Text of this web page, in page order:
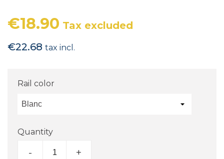
€18.90 Tax excluded
€22.68 tax incl.
Rail color
Quantity
- +